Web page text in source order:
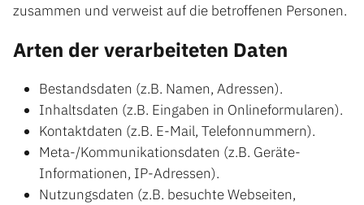
zusammen und verweist auf die betroffenen Personen.
Arten der verarbeiteten Daten
Bestandsdaten (z.B. Namen, Adressen).
Inhaltsdaten (z.B. Eingaben in Onlineformularen).
Kontaktdaten (z.B. E-Mail, Telefonnummern).
Meta-/Kommunikationsdaten (z.B. Geräte-
Informationen, IP-Adressen).
Nutzungsdaten (z.B. besuchte Webseiten,